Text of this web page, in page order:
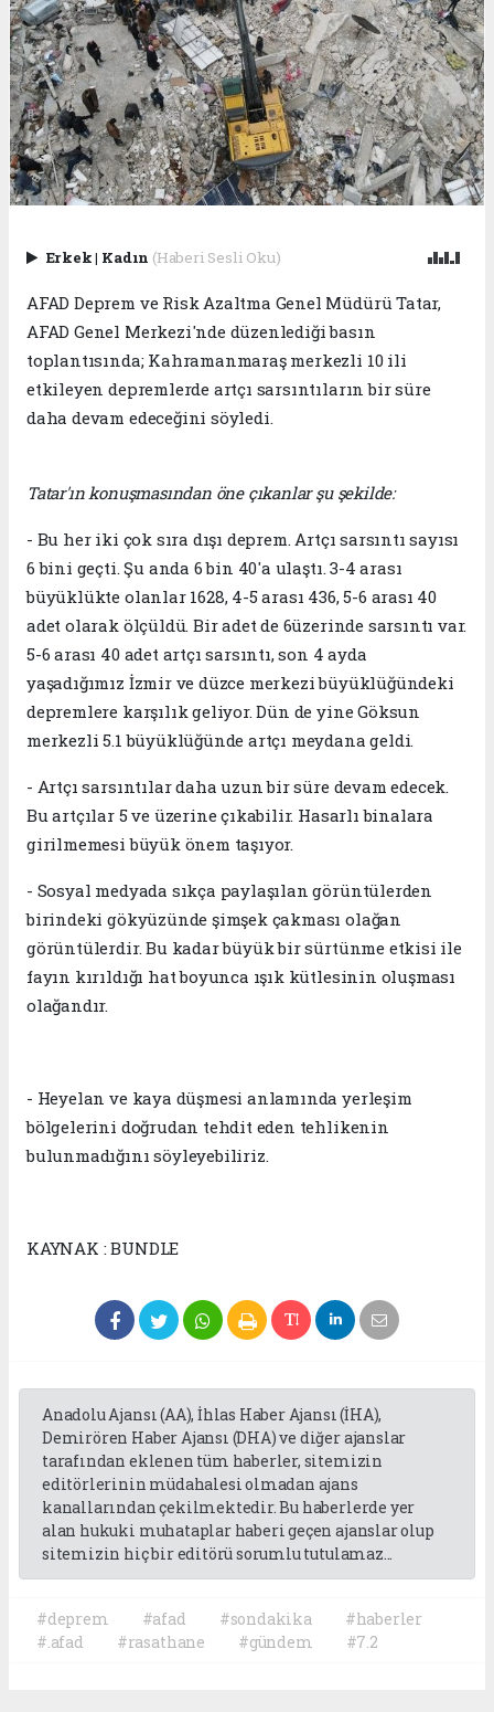
Erkek| Kadın (Haberi Sesli Oku)
AFAD Deprem ve Risk Azaltma Genel Müdürü Tatar,
AFAD Genel Merkezi'nde düzenlediği basın
toplantısında; Kahramanmaraş merkezli 10 ili
etkileyen depremlerde artçı sarsıntıların bir süre
daha devam edeceğini söyledi.
Tatar'ın konuşmasından öne çıkanlar şu şekilde:
- Bu her iki çok sıra dışı deprem. Artçı sarsıntı sayısı
6 bini geçti. Şu anda 6 bin 40'a ulaştı. 3-4 arası
büyüklükte olanlar 1628, 4-5 arası 436, 5-6 arası 40
adet olarak ölçüldü. Bir adet de 6üzerinde sarsıntı var.
5-6 arası 40 adet artçı sarsıntı, son 4 ayda
yaşadığımız İzmir ve düzce merkezi büyüklüğündeki
depremlere karşılık geliyor. Dün de yine Göksun
merkezli 5.1 büyüklüğünde artçı meydana geldi.
- Artçı sarsıntılar daha uzun bir süre devam edecek.
Bu artçılar 5 ve üzerine çıkabilir. Hasarlı binalara
girilmemesi büyük önem taşıyor.
- Sosyal medyada sıkça paylaşılan görüntülerden
birindeki gökyüzünde şimşek çakması olağan
görüntülerdir. Bu kadar büyük bir sürtünme etkisi ile
fayın kırıldığı hat boyunca ışık kütlesinin oluşması
olağandır.
- Heyelan ve kaya düşmesi anlamında yerleşim
bölgelerini doğrudan tehdit eden tehlikenin
bulunmadığını söyleyebiliriz.
KAYNAK : BUNDLE
Anadolu Ajansı (AA), İhlas Haber Ajansı (İHA),
Demirören Haber Ajansı (DHA) ve diğer ajanslar
tarafından eklenen tüm haberler, sitemizin
editörlerinin müdahalesi olmadan ajans
kanallarından çekilmektedir. Bu haberlerde yer
alan hukuki muhataplar haberi geçen ajanslar olup
sitemizin hiç bir editörü sorumlu tutulamaz...
#deprem #afad #sondakika
#haberler
#.afad
#rasathane #gündem #7.2